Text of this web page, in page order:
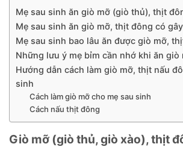
Mẹ sau sinh ăn giò mỡ (giò thủ), thịt
Mẹ sau sinh ăn giò mỡ, thịt đông có
Mẹ sau sinh bao lâu ăn được giò mỡ,
Những lưu ý mẹ bỉm cần nhớ khi ăn giò
Hướng dẫn cách làm giò mỡ, thịt nấu
sinh
Cách làm giò mỡ cho mẹ sau sinh
Cách nấu thịt đông
Giò mỡ (giò thủ, giò xào), thịt